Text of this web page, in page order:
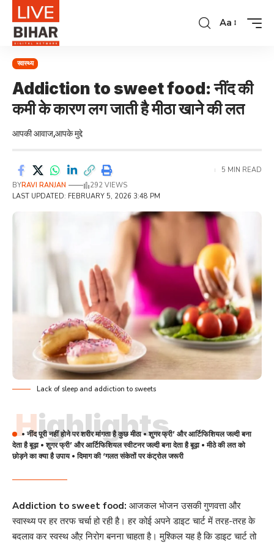
Aa
स्वास्थ्य
Addiction to sweet food: नींद की
कमी के कारण लग जाती है मीठा खाने की लत
आपकी आवाज,आपके मुद्दे
LAST UPDATED: FEBRUARY 5, 2026 3:48 PM
BYRAVI RANJAN 292 VIEWS
5 MIN READ
Lack of sleep and addiction to sweets
Highlights
• नींद पूरी नहीं होने पर शरीर मांगता है कुछ मीठा • शुगर फ्री’ और आर्टिफिशियल जल्दी बना
देता है बूढ़ा • शुगर फ्री’ और आर्टिफिशियल स्वीटनर जल्दी बना देता है बूढ़ा • मीठे की लत को
छोड़ने का क्या है उपाय • दिमाग की ‘गलत संकेतों पर कंट्रोल जरूरी
Addiction to sweet food: आजकल भोजन उसकी गुणवत्ता और
स्वास्थ्य पर हर तरफ चर्चा हो रही है। हर कोई अपने डाइट चार्ट में तरह-तरह के
बदलाव कर स्वस्थ औऱ निरोग बनना चाहता है। मुश्किल यह है कि डाइट चार्ट तो